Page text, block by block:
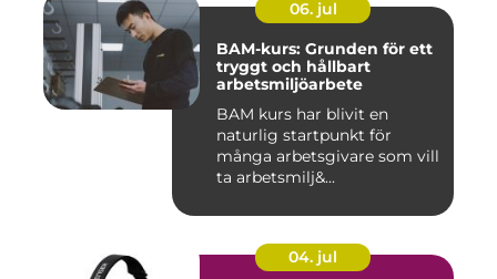
06. jul
BAM-kurs: Grunden för ett
tryggt och hållbart
arbetsmiljöarbete
BAM kurs har blivit en
naturlig startpunkt för
många arbetsgivare som vill
ta arbetsmilj&...
04. jul